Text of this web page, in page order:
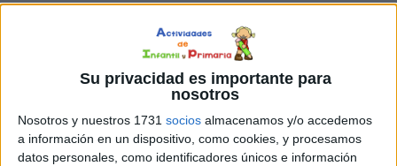
Su privacidad es importante para
nosotros
Nosotros y nuestros 1731 socios almacenamos y/o accedemos
a información en un dispositivo, como cookies, y procesamos
datos personales, como identificadores únicos e información
ECLIPSE SOLAR 2024 (1)
Pulsa sobre el enlace para descargar el